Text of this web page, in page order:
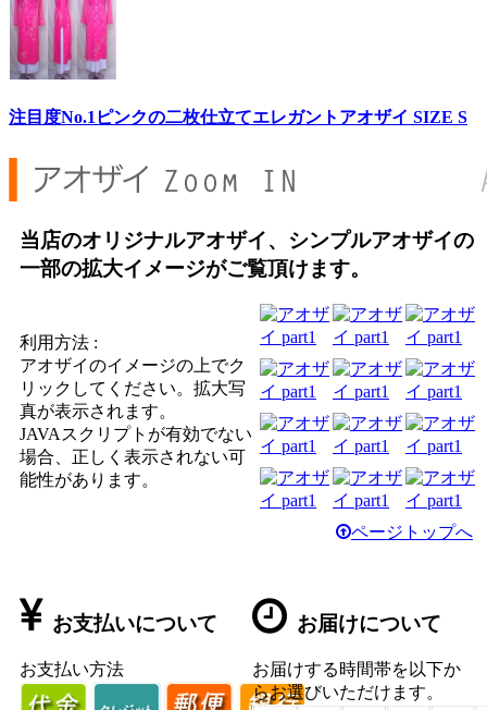
注目度No.1ピンクの二枚仕立てエレガントアオザイ SIZE S
当店のオリジナルアオザイ、シンプルアオザイの
一部の拡大イメージがご覧頂けます。
利用方法 :
アオザイのイメージの上でク
リックしてください。拡大写
真が表示されます。
JAVAスクリプトが有効でない
場合、正しく表示されない可
能性があります。
ページトップへ
お支払いについて
お支払い方法
お届けについて
お届けする時間帯を以下か
らお選びいただけます。